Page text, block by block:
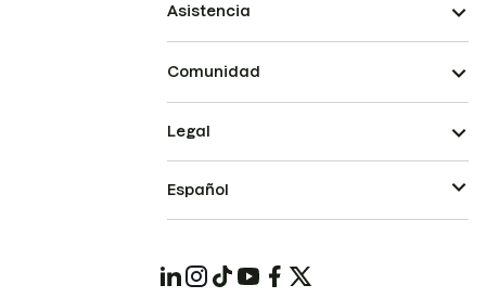
Asistencia
Comunidad
Legal
Español